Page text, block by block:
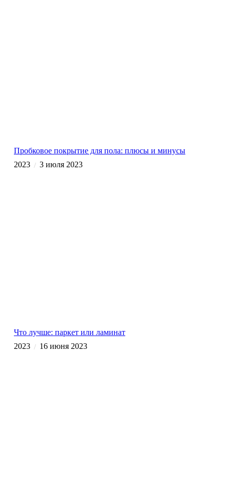
Пробковое покрытие для пола: плюсы и минусы
2023 / 3 июля 2023
Что лучше: паркет или ламинат
2023 / 16 июня 2023